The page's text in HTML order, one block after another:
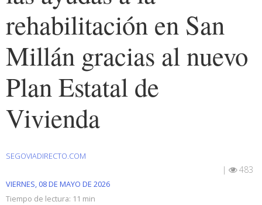
rehabilitación en San
Millán gracias al nuevo
Plan Estatal de
Vivienda
SEGOVIADIRECTO.COM
| 483
VIERNES, 08 DE MAYO DE 2026
Tiempo de lectura: 11 min